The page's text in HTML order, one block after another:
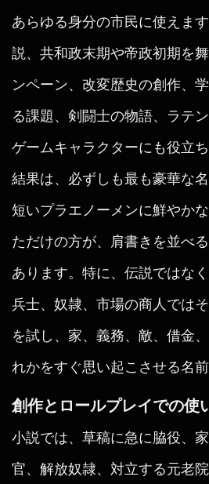
あらゆる身分の市民に使えま
説、共和政末期や帝政初期を
ンペーン、改変歴史の創作、
る課題、剣闘士の物語、ラテ
ゲームキャラクターにも役立
結果は、必ずしも最も豪華な
短いプラエノーメンに鮮やか
ただけの方が、肩書きを並べ
あります。特に、伝説ではな
兵士、奴隷、市場の商人では
を試し、家、義務、敵、借金
れかをすぐ思い起こさせる名
創作とロールプレイでの使
小説では、草稿に急に脇役、
官、解放奴隷、対立する元老